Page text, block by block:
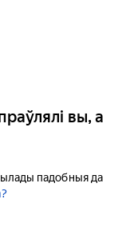
вы, а
падобныя да